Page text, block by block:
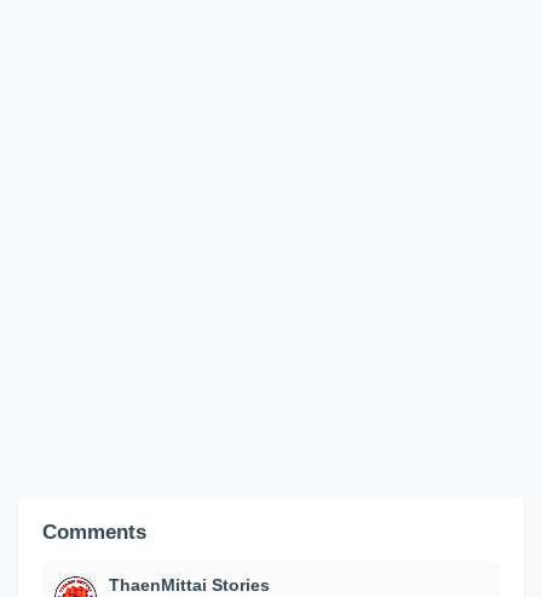
Comments
ThaenMittai Stories